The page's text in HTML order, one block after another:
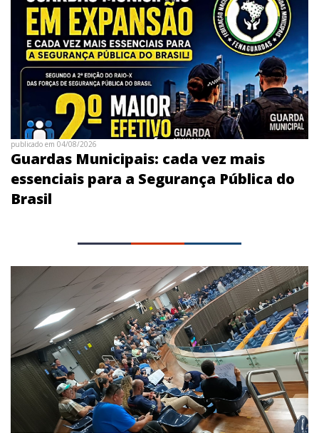
publicado em 04/08/2026
Guardas Municipais: cada vez mais
essenciais para a Segurança Pública do
Brasil